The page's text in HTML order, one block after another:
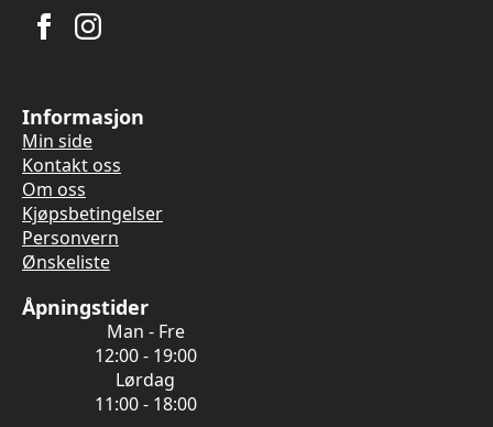
Informasjon
Min side
Kontakt oss
Om oss
Kjøpsbetingelser
Personvern
Ønskeliste
Åpningstider
Man - Fre
12:00 - 19:00
Lørdag
11:00 - 18:00